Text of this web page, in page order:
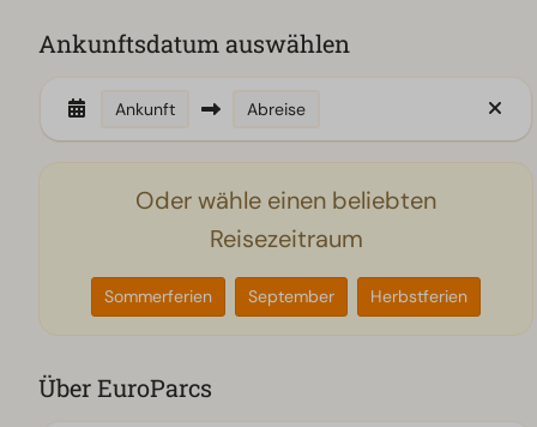
Ankunftsdatum auswählen
Ankunft Abreise
Oder wähle einen beliebten
Reisezeitraum
Sommerferien September Herbstferien
Über EuroParcs